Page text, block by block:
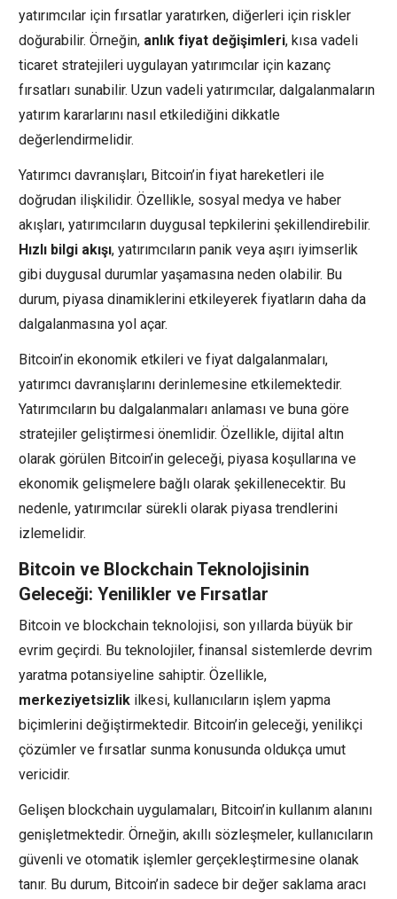
yatırımcılar için fırsatlar yaratırken, diğerleri için riskler
doğurabilir. Örneğin, anlık fiyat değişimleri, kısa vadeli
ticaret stratejileri uygulayan yatırımcılar için kazanç
fırsatları sunabilir. Uzun vadeli yatırımcılar, dalgalanmaların
yatırım kararlarını nasıl etkilediğini dikkatle
değerlendirmelidir.
Yatırımcı davranışları, Bitcoin’in fiyat hareketleri ile
doğrudan ilişkilidir. Özellikle, sosyal medya ve haber
akışları, yatırımcıların duygusal tepkilerini şekillendirebilir.
Hızlı bilgi akışı, yatırımcıların panik veya aşırı iyimserlik
gibi duygusal durumlar yaşamasına neden olabilir. Bu
durum, piyasa dinamiklerini etkileyerek fiyatların daha da
dalgalanmasına yol açar.
Bitcoin’in ekonomik etkileri ve fiyat dalgalanmaları,
yatırımcı davranışlarını derinlemesine etkilemektedir.
Yatırımcıların bu dalgalanmaları anlaması ve buna göre
stratejiler geliştirmesi önemlidir. Özellikle, dijital altın
olarak görülen Bitcoin’in geleceği, piyasa koşullarına ve
ekonomik gelişmelere bağlı olarak şekillenecektir. Bu
nedenle, yatırımcılar sürekli olarak piyasa trendlerini
izlemelidir.
Bitcoin ve Blockchain Teknolojisinin
Geleceği: Yenilikler ve Fırsatlar
Bitcoin ve blockchain teknolojisi, son yıllarda büyük bir
evrim geçirdi. Bu teknolojiler, finansal sistemlerde devrim
yaratma potansiyeline sahiptir. Özellikle,
merkeziyetsizlik ilkesi, kullanıcıların işlem yapma
biçimlerini değiştirmektedir. Bitcoin’in geleceği, yenilikçi
çözümler ve fırsatlar sunma konusunda oldukça umut
vericidir.
Gelişen blockchain uygulamaları, Bitcoin’in kullanım alanını
genişletmektedir. Örneğin, akıllı sözleşmeler, kullanıcıların
güvenli ve otomatik işlemler gerçekleştirmesine olanak
tanır. Bu durum, Bitcoin’in sadece bir değer saklama aracı